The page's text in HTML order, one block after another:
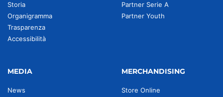
Storia
Organigramma
Trasparenza
Accessibilità
Partner Serie A
Partner Youth
MEDIA
News
MERCHANDISING
Store Online